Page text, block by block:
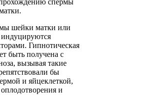
прохождению спермы
шейки матки или
Гипнотическая
быть получена с
вызывая такие
бы
и яйцеклеткой,
и